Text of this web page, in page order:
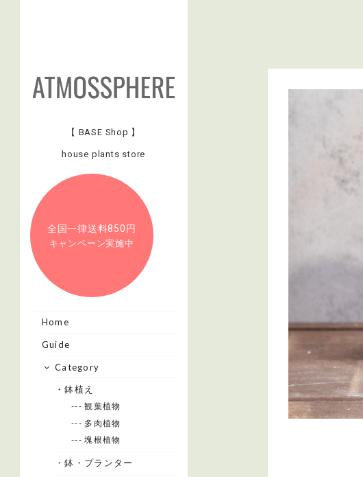
【 BASE Shop 】
house plants store
全国一律送料850円
キャンペーン実施中
Home
Guide
Category
・鉢植え
--- 観葉植物
--- 多肉植物
--- 塊根植物
・鉢・プランター